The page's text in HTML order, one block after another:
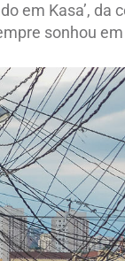
em Kasa’,
sonhou